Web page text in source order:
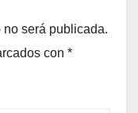
será publicada.
con *